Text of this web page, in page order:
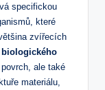
specifickou
které
zvířecích
biologického
ale také
materiálu,